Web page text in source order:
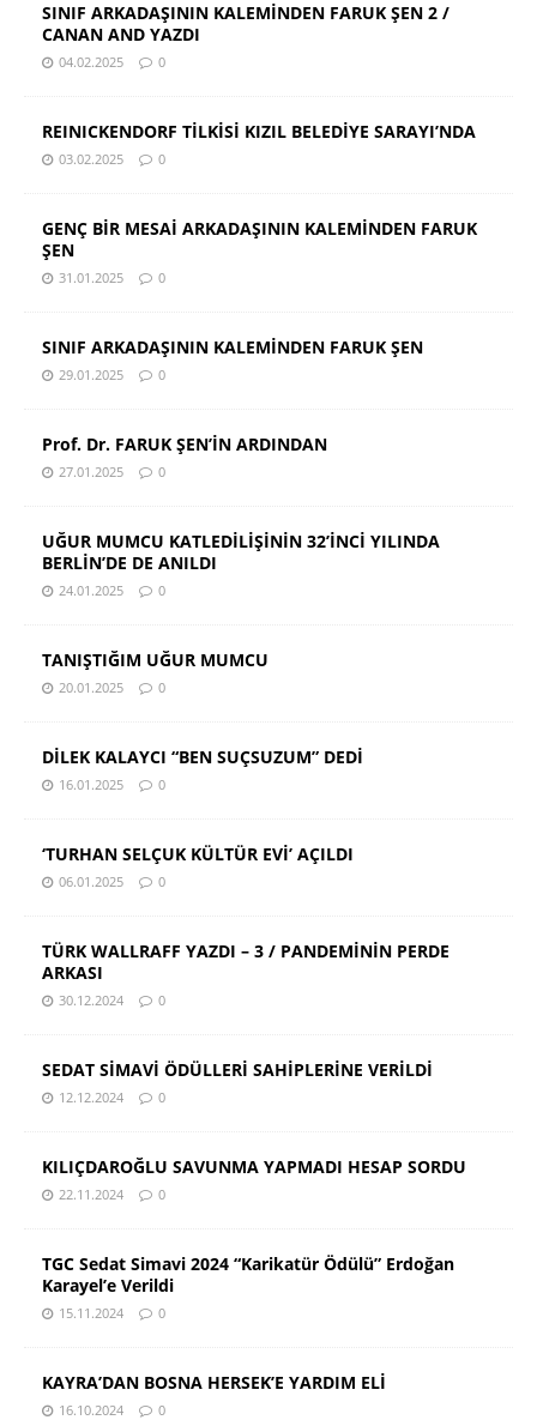
SINIF ARKADAŞININ KALEMİNDEN FARUK ŞEN 2 /
CANAN AND YAZDI
04.02.2025 0
REINICKENDORF TİLKİSİ KIZIL BELEDİYE SARAYI’NDA
03.02.2025 0
GENÇ BİR MESAİ ARKADAŞININ KALEMİNDEN FARUK
ŞEN
31.01.2025 0
SINIF ARKADAŞININ KALEMİNDEN FARUK ŞEN
29.01.2025 0
Prof. Dr. FARUK ŞEN’İN ARDINDAN
27.01.2025 0
UĞUR MUMCU KATLEDİLİŞİNİN 32’İNCİ YILINDA
BERLİN’DE DE ANILDI
24.01.2025 0
TANIŞTIĞIM UĞUR MUMCU
20.01.2025 0
DİLEK KALAYCI “BEN SUÇSUZUM” DEDİ
16.01.2025 0
‘TURHAN SELÇUK KÜLTÜR EVİ’ AÇILDI
06.01.2025 0
TÜRK WALLRAFF YAZDI – 3 / PANDEMİNİN PERDE
ARKASI
30.12.2024 0
SEDAT SİMAVİ ÖDÜLLERİ SAHİPLERİNE VERİLDİ
12.12.2024 0
KILIÇDAROĞLU SAVUNMA YAPMADI HESAP SORDU
22.11.2024 0
TGC Sedat Simavi 2024 “Karikatür Ödülü” Erdoğan
Karayel’e Verildi
15.11.2024 0
KAYRA’DAN BOSNA HERSEK’E YARDIM ELİ
16.10.2024 0